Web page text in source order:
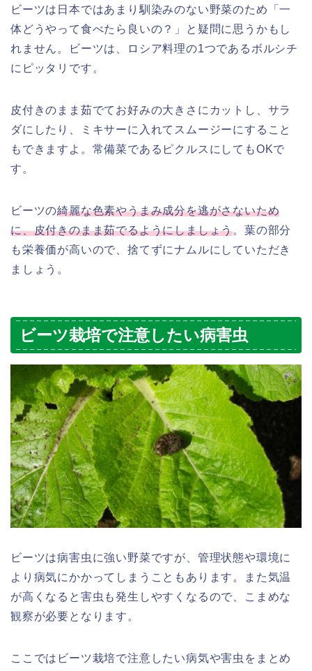
ビーツは日本ではあまり馴染みのない野菜のため「一
体どうやって食べたら良いの？」と疑問に思うかもし
れません。ビーツは、ロシア料理の1つであるボルシチ
にピッタリです。
皮付きのまま茹でてお好みの大きさにカットし、サラ
ダにしたり、ミキサーに入れてスムージーにすること
もできますよ。常備菜であるピクルスにしてもOKで
す。
ビーツの綺麗な色素やうまみ成分を逃がさないため
に、皮付きのまま茹でるようにしましょう。葉の部分
も栄養価が高いので、捨てずにナムルにしていただき
ましょう。
ビーツ栽培で注意したい病害虫
ビーツは病害虫に強い野菜ですが、管理状態や環境に
より病気にかかってしまうこともあります。また気温
が高くなると害虫も発生しやすくなるので、こまめな
観察が必要となります。
ここではビーツ栽培で注意したい病気や害虫をまとめ